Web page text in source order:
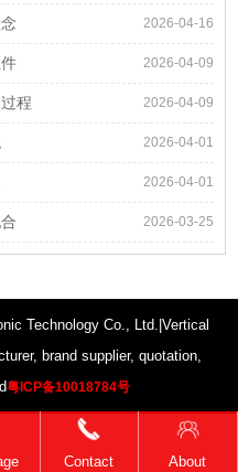
2026-04-16
2026-04-09
2026-04-09
程
2026-04-01
2026-04-01
2026-03-25
Technology Co., Ltd.|Vertical
brand supplier, quotation,
粤ICP备10018784号
Contact About